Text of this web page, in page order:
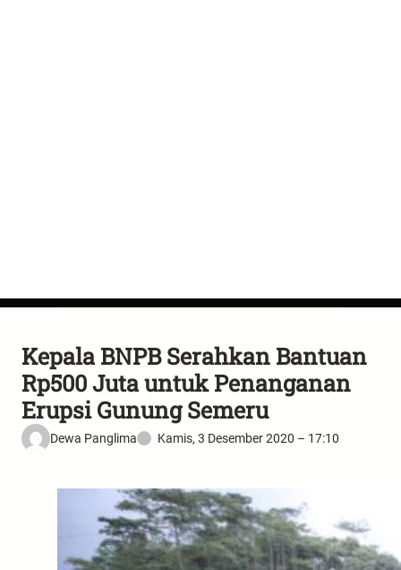
Kepala BNPB Serahkan Bantuan
Rp500 Juta untuk Penanganan
Erupsi Gunung Semeru
Dewa Panglima Kamis, 3 Desember 2020 – 17:10